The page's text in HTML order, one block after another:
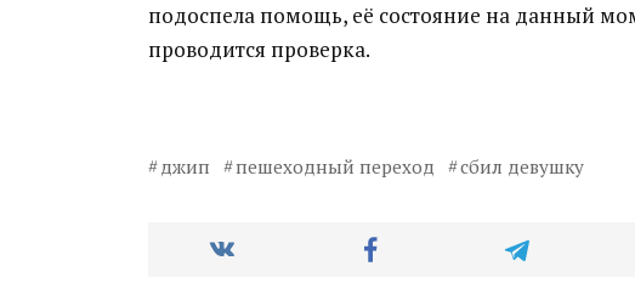
подоспела помощь, её состояние на данный
проводится проверка.
джип пешеходный переход сбил девушку